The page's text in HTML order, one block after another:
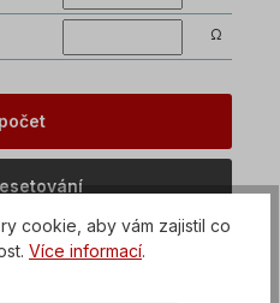
Ω
cookie, aby vám zajistil co
Více informací.